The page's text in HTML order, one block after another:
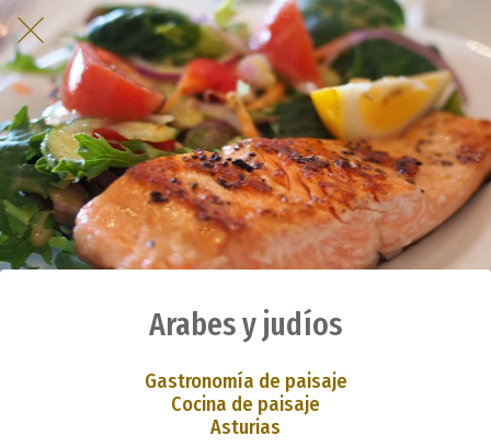
Arabes y judíos
Gastronomía de paisaje
Cocina de paisaje
Asturias